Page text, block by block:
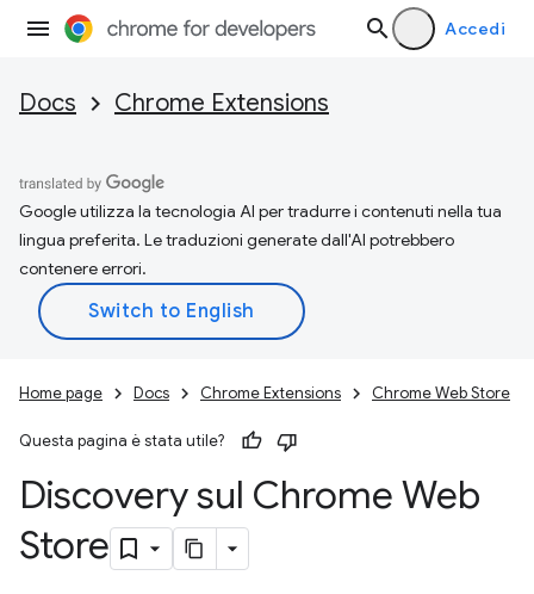
Accedi
Docs Chrome Extensions
Google utilizza la tecnologia AI per tradurre i contenuti nella tua
lingua preferita. Le traduzioni generate dall'AI potrebbero
contenere errori.
Home page Docs Chrome Extensions Chrome Web Store
Questa pagina è stata utile?
Discovery sul Chrome Web
Store